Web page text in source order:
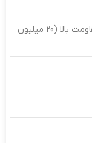
عمر و مقاومت بالا (20 میلیون